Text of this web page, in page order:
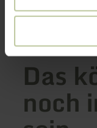
in Karte
Das
noch